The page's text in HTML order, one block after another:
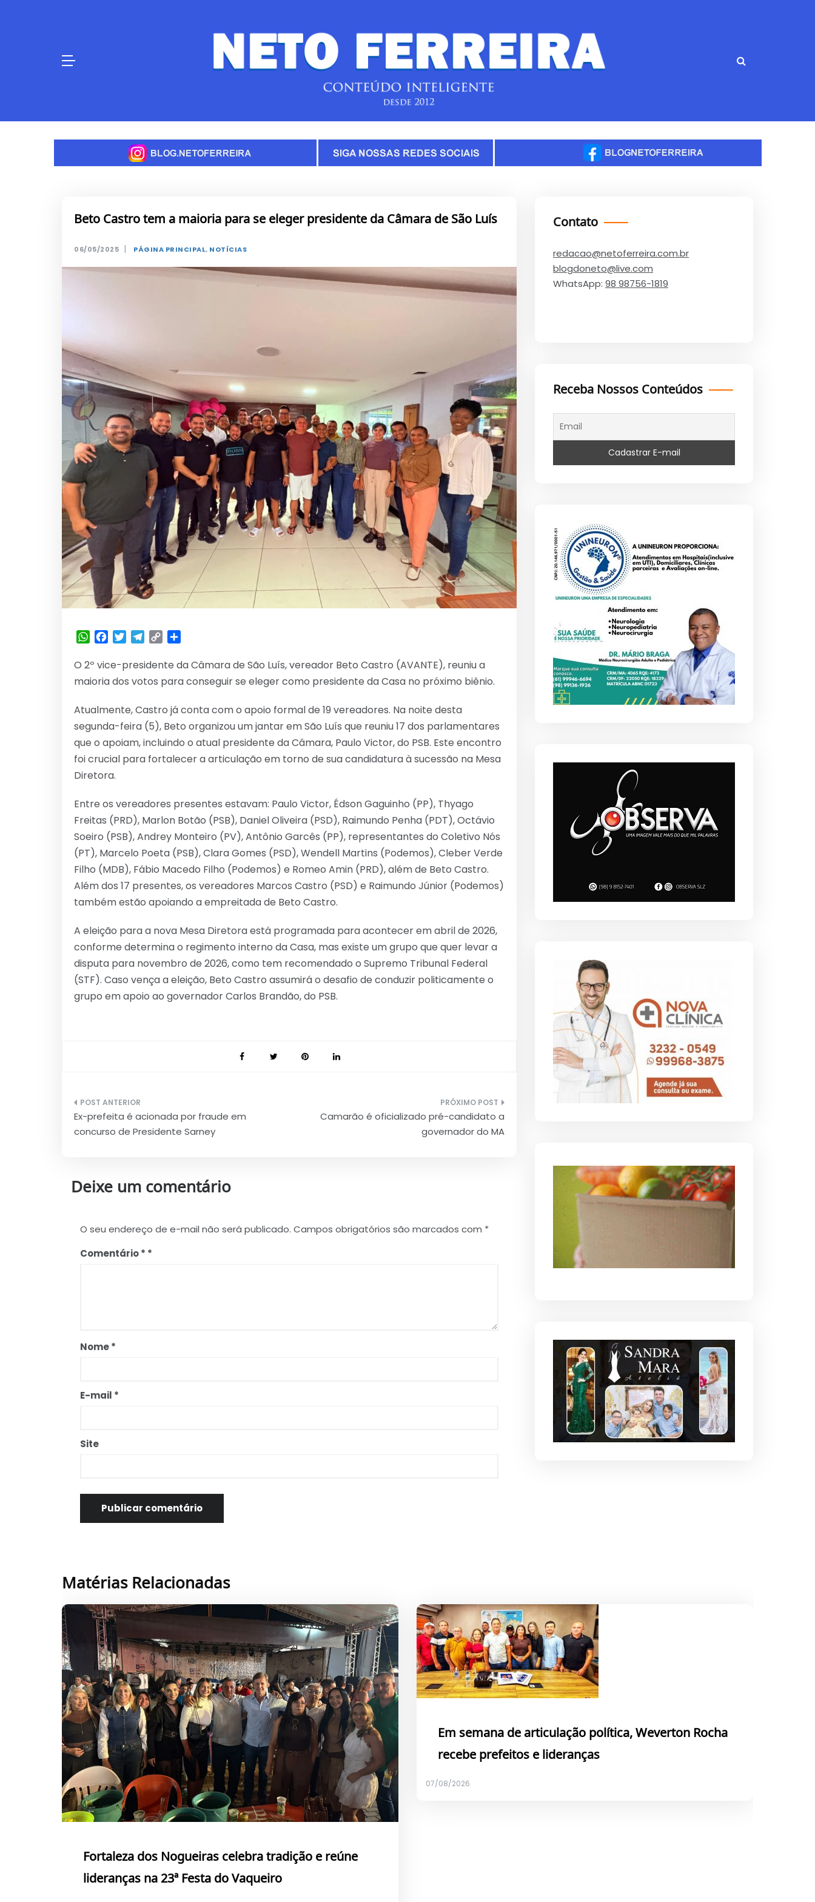
Beto Castro tem a maioria para se eleger presidente da Câmara de São Luís
06/05/2025 | PÁGINA PRINCIPAL, NOTÍCIAS
WhatsApp
Facebook
TwitterTelegram
Copy
O 2º vice-presidente da Câmara de São Luís, vereador Beto Castro (AVANTE), reuniu a
maioria dos votos para conseguir se eleger como presidente da Casa no próximo biênio.
Atualmente, Castro já conta com o apoio formal de 19 vereadores. Na noite desta
segunda-feira (5), Beto organizou um jantar em São Luís que reuniu 17 dos parlamentares
que o apoiam, incluindo o atual presidente da Câmara, Paulo Victor, do PSB. Este encontro
foi crucial para fortalecer a articulação em torno de sua candidatura à sucessão na Mesa
Diretora.
Entre os vereadores presentes estavam: Paulo Victor, Édson Gaguinho (PP), Thyago
Freitas (PRD), Marlon Botão (PSB), Daniel Oliveira (PSD), Raimundo Penha (PDT), Octávio
Soeiro (PSB), Andrey Monteiro (PV), Antônio Garcês (PP), representantes do Coletivo Nós
(PT), Marcelo Poeta (PSB), Clara Gomes (PSD), Wendell Martins (Podemos), Cleber Verde
Filho (MDB), Fábio Macedo Filho (Podemos) e Romeo Amin (PRD), além de Beto Castro.
Além dos 17 presentes, os vereadores Marcos Castro (PSD) e Raimundo Júnior (Podemos)
também estão apoiando a empreitada de Beto Castro.
A eleição para a nova Mesa Diretora está programada para acontecer em abril de 2026,
conforme determina o regimento interno da Casa, mas existe um grupo que quer levar a
disputa para novembro de 2026, como tem recomendado o Supremo Tribunal Federal
(STF). Caso vença a eleição, Beto Castro assumirá o desafio de conduzir politicamente o
grupo em apoio ao governador Carlos Brandão, do PSB.
Navegação
de
Ex-prefeita é acionada por fraude em
concurso de Presidente Sarney
Camarão é oficializado pré-candidato a
governador do MA
Deixe um comentário
O seu endereço de e-mail não será publicado. Campos obrigatórios são marcados com *
Comentário*
Nome*
E-mail *
Site
Contato
redacao@netoferreira.com.br
blogdoneto@live.com
WhatsApp: 98 98756-1819
Receba Nossos Conteúdos
Matérias Relacionadas
Fortaleza dos Nogueiras celebra tradição e reúne
lideranças na 23ª Festa do Vaqueiro
Em semana de articulação política, Weverton Rocha
recebe prefeitos e lideranças
07/08/2026